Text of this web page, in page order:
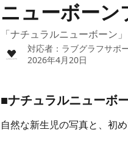
ニューボーン
「ナチュラルニューボーン
対応者： ラブグラフサポ
2026年4月20日
■ナチュラルニューボ
自然な新生児の写真と、初